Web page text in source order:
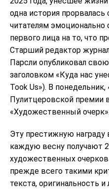
одна история
читателям
первого лица на то, что
Старший редактор
Парсли опубликовал
заголовком «Куда нас
Took Us»). В
Пулитцеровской премии
«Художественный очерк».
Эту престижную награду
каждую весну получают
художественных
прежде всего такими
текста, оригинальность и